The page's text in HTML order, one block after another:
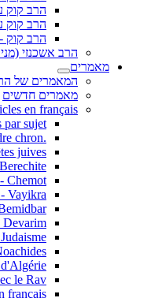
הרב קוק
הרב קוק
הרב קוק
הרב אשכנזי
מאמרים
המאמרים של
מאמרים חדשים
en français
par sujet
.Articles en français - par ordre chron
juives
Chemot
Vayikra
Devarim
le Rav
français